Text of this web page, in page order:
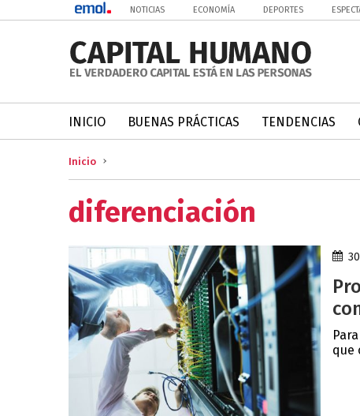
NOTICIAS ECONOMÍA DEPORTES
INICIO BUENAS PRÁCTICAS TENDENCIAS
Inicio
diferenciación
que